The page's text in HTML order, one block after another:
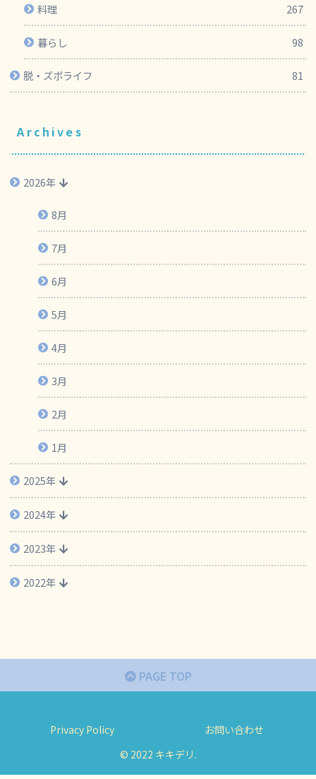
料理 267
暮らし 98
脱・ズボライフ 81
Archives
2026年
8月
7月
6月
5月
4月
3月
2月
1月
2025年
2024年
2023年
2022年
PAGE TOP
Privacy Policy
お問い合わせ
© 2022 キキデリ.